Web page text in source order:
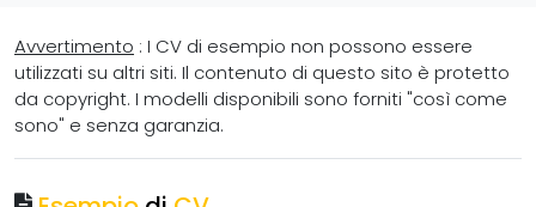
Avvertimento : I CV di esempio non possono essere
utilizzati su altri siti. Il contenuto di questo sito è protetto
da copyright. I modelli disponibili sono forniti "così come
sono" e senza garanzia.